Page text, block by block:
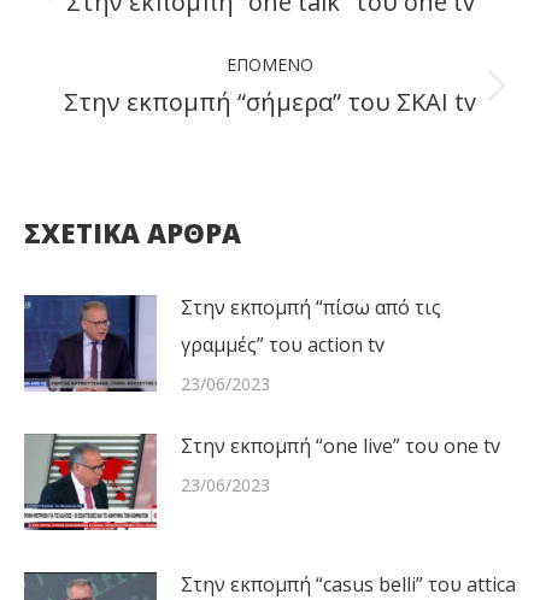
ΕΠΌΜΕΝΟ
Next
Στην εκπομπή “σήμερα” του ΣΚΑΙ tv
ΣΧΕΤΙΚΑ ΑΡΘΡΑ
Στην εκπομπή “πίσω από τις
γραμμές” του action tv
23/06/2023
Στην εκπομπή “one live” του one tv
23/06/2023
Στην εκπομπή “casus belli” του attica